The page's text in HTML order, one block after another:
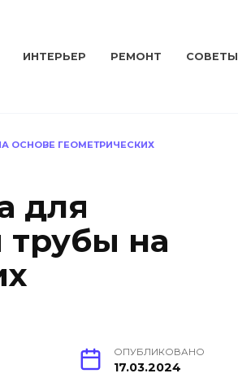
ИНТЕРЬЕР РЕМОНТ СОВЕТЫ
ОСНОВЕ ГЕОМЕТРИЧЕСКИХ
для
трубы на
ОПУБЛИКОВАНО
17.03.2024